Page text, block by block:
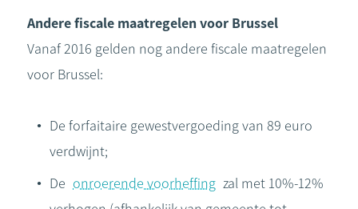
Andere fiscale maatregelen voor Brussel
Vanaf 2016 gelden nog andere fiscale maatregelen
voor Brussel:
De forfaitaire gewestvergoeding van 89 euro
verdwijnt;
De onroerende voorheffing zal met 10%-12%